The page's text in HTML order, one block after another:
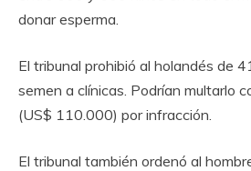
donar esperma.
El tribunal prohibió al holandés de
semen a clínicas. Podrían multarlo
(US$ 110.000) por infracción.
El tribunal también ordenó al